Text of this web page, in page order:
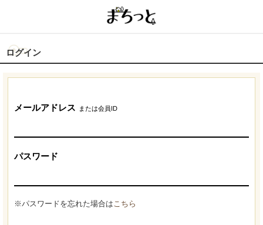
ログイン
メールアドレス または会員ID
パスワード
※パスワードを忘れた場合はこちら